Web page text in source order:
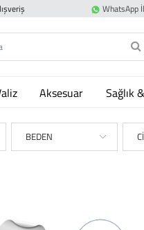
WhatsApp
Aksesuar Sağlık
BEDEN